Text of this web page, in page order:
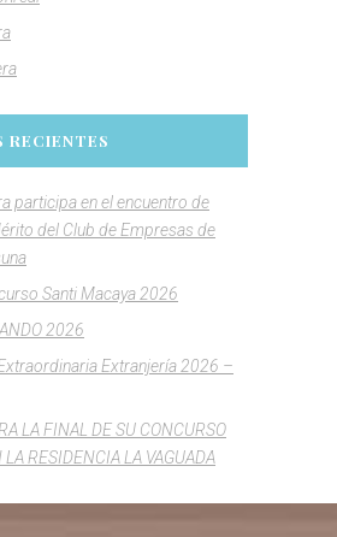
RECIENTES
participa en el encuentro de
del Club de Empresas de
Santi Macaya 2026
2026
Extranjería 2026 –
LA FINAL DE SU CONCURSO
RESIDENCIA LA VAGUADA